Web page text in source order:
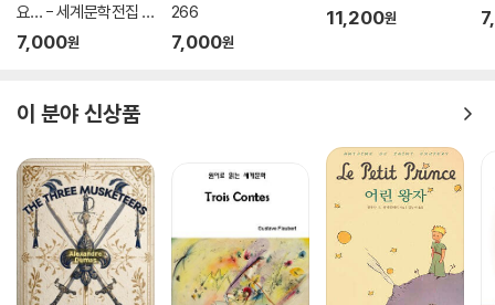
“망각과 구멍이야말로 진정한 기억이죠.”
뒤라스는 한 인터뷰에서 망각이 진정한 기억의 장소라고 이야기한다. 즉,
순간이 기억의 가능성을 초과하는 강렬함으로 인해 ‘망각된다’. 이 망각은
구멍으로 남아 우리를 고통스럽게 유혹한다. 기억의 불능이 도리어 무한한
기억을 촉발한다.
“언제고 『사랑』을 펼치는 일은
파도를 열고 들어가 닫히지 않는 문이 되어버린 슬픔 앞에 서는 일이 될 것
이다”
요… - 세계문학전집 1
79
7,000원
266
7,000원
11,200원
이 분야 신상품